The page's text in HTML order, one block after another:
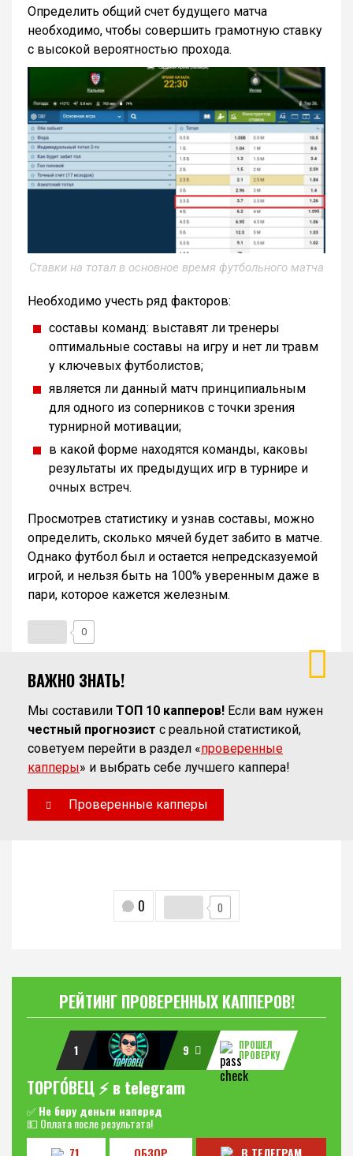
Определить общий счет будущего матча
необходимо, чтобы совершить грамотную ставку
с высокой вероятностью прохода.
Ставки на тотал в основное время футбольного матча
Необходимо учесть ряд факторов:
составы команд: выставят ли тренеры
оптимальные составы на игру и нет ли травм
у ключевых футболистов;
является ли данный матч принципиальным
для одного из соперников с точки зрения
турнирной мотивации;
в какой форме находятся команды, каковы
результаты их предыдущих игр в турнире и
очных встреч.
Просмотрев статистику и узнав составы, можно
определить, сколько мячей будет забито в матче.
Однако футбол был и остается непредсказуемой
игрой, и нельзя быть на 100% уверенным даже в
пари, которое кажется железным.
0
ВАЖНО ЗНАТЬ!
Мы составили ТОП 10 капперов! Если вам нужен
честный прогнозист с реальной статистикой,
советуем перейти в раздел «проверенные
капперы» и выбрать себе лучшего каппера!
Проверенные капперы
0 0
РЕЙТИНГ ПРОВЕРЕННЫХ КАППЕРОВ!
1 9
ПРОШЕЛ
ПРОВЕРКУ
ТОРГО́ВЕЦ ⚡️ в telegram
✅Не беру деньги наперед
💵 Оплата после результата!
71
ОБЗОР В ТЕЛЕГРАМ